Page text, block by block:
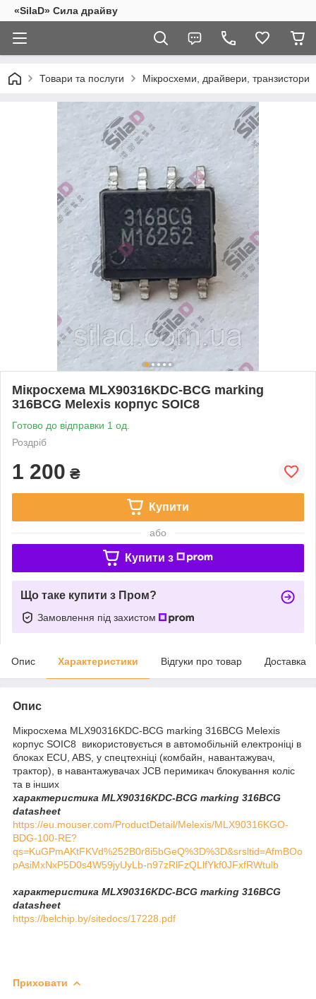
«SilaD» Сила драйву
Товари та послуги Мікросхеми, драйвери, транзистори
Мікросхема MLX90316KDC-BCG marking
316BCG Melexis корпус SOIC8
Готово до відправки 1 од.
Роздріб
1 200 ₴
Купити
або
Купити з
Що таке купити з Пром?
Замовлення під захистом
Опис Характеристики Відгуки про товар Доставка
Опис
Мікросхема MLX90316KDC-BCG marking 316BCG Melexis
корпус SOIC8 використовується в автомобільній електроніці в
блоках ECU, ABS, у спецтехніці (комбайн, навантажувач,
трактор), в навантажувачах JCB перимикач блокування коліс
та в інших
характеристика MLX90316KDC-BCG marking 316BCG
datasheet
https://eu.mouser.com/ProductDetail/Melexis/MLX90316KGO-
BDG-100-RE?
qs=KuGPmAKtFKVd%252B0r8i5bGeQ%3D%3D&srsltid=AfmBOo
pAsiMxNxP5D0s4W59jyUyLb-n97zRlFzQLlfYkf0JFxfRWtulb
характеристика MLX90316KDC-BCG marking 316BCG
datasheet
https://belchip.by/sitedocs/17228.pdf
Приховати